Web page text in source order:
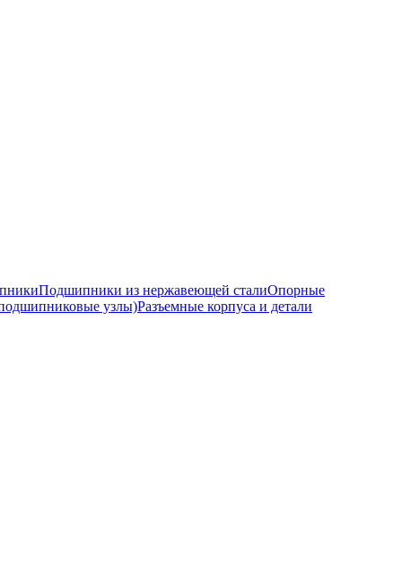
Подшипники из нержавеющей сталиОпорные
узлы)Разъемные корпуса и детали